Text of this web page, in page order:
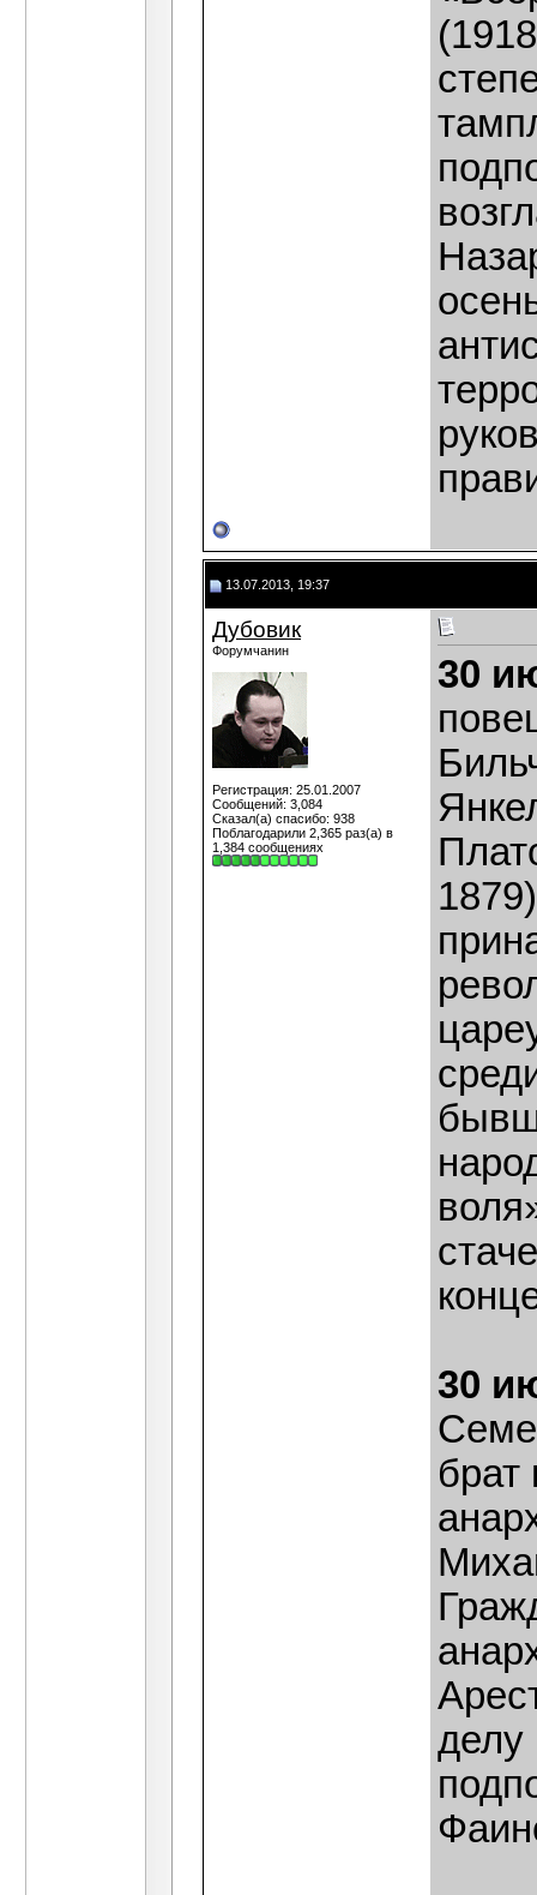
13.07.2013, 19:37
Дубовик
Форумчанин
Регистрация: 25.01.2007
Сообщений: 3,084
Сказал(а) спасибо: 938
Поблагодарили 2,365 раз(а) в
1,384 сообщениях
30
30
брат
делу